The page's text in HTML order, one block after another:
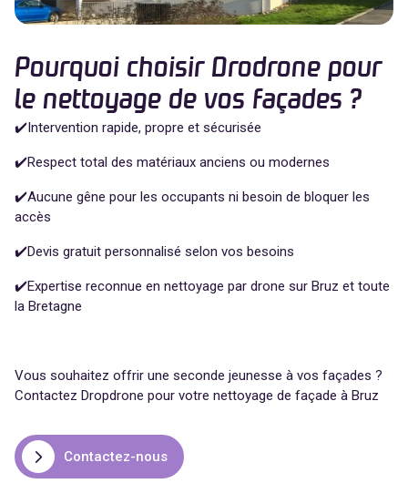
Pourquoi choisir Drodrone pour
le nettoyage de vos façades ?
✔️Intervention rapide, propre et sécurisée
✔️Respect total des matériaux anciens ou modernes
✔️Aucune gêne pour les occupants ni besoin de bloquer les
accès
✔️Devis gratuit personnalisé selon vos besoins
✔️Expertise reconnue en nettoyage par drone sur Bruz et toute
la Bretagne
Vous souhaitez offrir une seconde jeunesse à vos façades ?
Contactez Dropdrone pour votre nettoyage de façade à Bruz
Contactez-nous